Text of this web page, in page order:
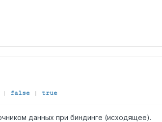
false| true
данных при биндинге (исходящее).